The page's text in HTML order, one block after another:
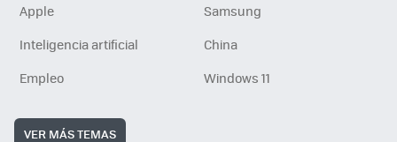
Apple
Samsung
Inteligencia artificial
China
Empleo
Windows 11
VER MÁS TEMAS